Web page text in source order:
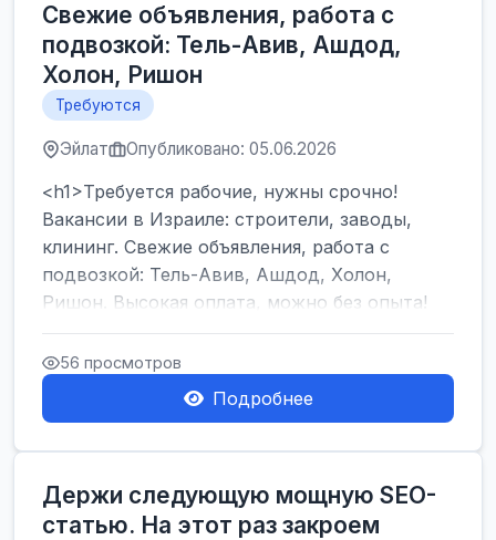
Свежие объявления, работа с
подвозкой: Тель-Авив, Ашдод,
Холон, Ришон
Требуются
Эйлат Опубликовано: 05.06.2026
<h1>Требуется рабочие, нужны срочно!
Вакансии в Израиле: строители, заводы,
клининг. Свежие объявления, работа с
подвозкой: Тель-Авив, Ашдод, Холон,
Ришон. Высокая оплата, можно без опыта!
</h1><br />
... 56 просмотров
Подробнее
Держи следующую мощную SEO-
статью. На этот раз закроем